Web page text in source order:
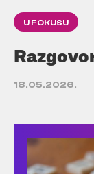
U FOKUSU
18.05.2026.